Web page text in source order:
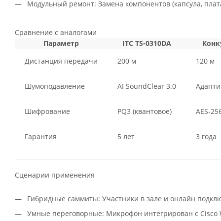
Модульный ремонт: Замена компонентов (капсула,
Сравнение с аналогами
Параметр
ITC TS-0310DA
Дистанция передачи
200 м 120 м
Шумоподавление AI SoundClear 3.0
Шифрование PQ3 (квантовое) AES-
Гарантия 5 лет 3 года
Сценарии применения
Гибридные саммиты: Участники в зале и онлайн
Умные переговорные: Микрофон интегрирован с